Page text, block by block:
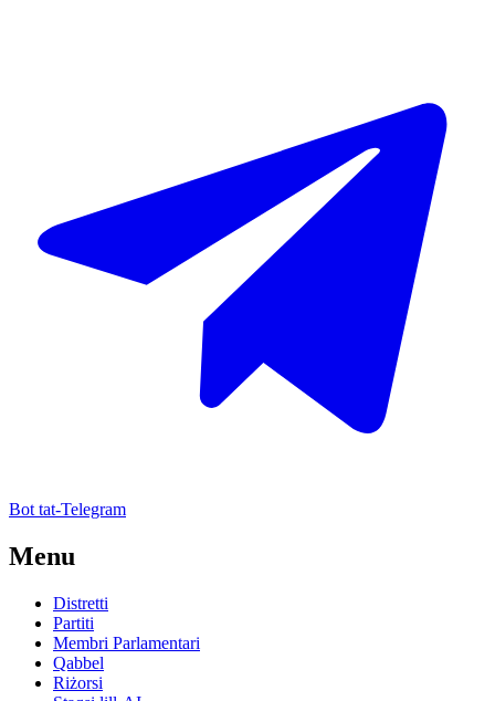
Bot tat-Telegram
Menu
Distretti
Partiti
Membri Parlamentari
Qabbel
Riżorsi